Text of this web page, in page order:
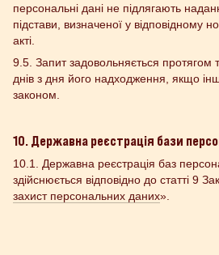
персональні дані не підлягають
підстави, визначеної у відповідному
акті.
9.5. Запит задовольняється протягом
днів з дня його надходження, якщо
законом.
10. Державна реєстрація бази
10.1. Державна реєстрація баз
здійснюється відповідно до статті 9
захист персональних даних».